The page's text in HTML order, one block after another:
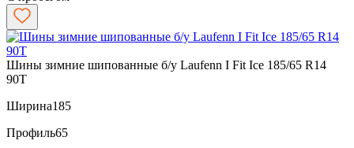
Шины зимние шипованные б/у Laufenn I Fit Ice 185/65 R14
90T
Ширина185
Профиль65